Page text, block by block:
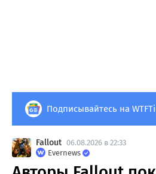
Подписывайтесь на
Fallout 06.08.2026 в 22:33
Evernews